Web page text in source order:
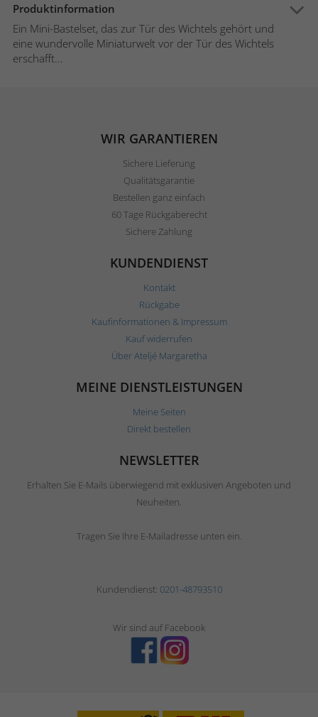
Produktinformation
Ein Mini-Bastelset, das zur Tür des Wichtels gehört und
eine wundervolle Miniaturwelt vor der Tür des Wichtels
erschafft...
WIR GARANTIEREN
Sichere Lieferung
Qualitätsgarantie
Bestellen ganz einfach
60 Tage Rückgaberecht
Sichere Zahlung
KUNDENDIENST
Kontakt
Rückgabe
Kaufinformationen & Impressum
Kauf widerrufen
Über Ateljé Margaretha
MEINE DIENSTLEISTUNGEN
Meine Seiten
Direkt bestellen
NEWSLETTER
Erhalten Sie E-Mails überwiegend mit exklusiven Angeboten und
Neuheiten.
Tragen Sie Ihre E-Mailadresse unten ein.
Kundendienst: 0201-48793510
Wir sind auf Facebook